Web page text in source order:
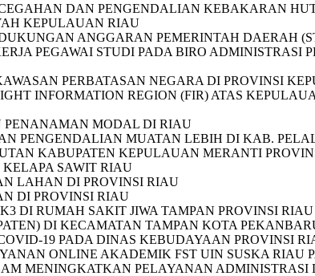
DAN PENGENDALIAN KEBAKARAN
KEPULAUAN RIAU
ANGGARAN PEMERINTAH DAERAH
PEGAWAI STUDI PADA BIRO ADMINISTRASI
PERBATASAN NEGARA DI PROVINSI
INFORMATION REGION (FIR) ATAS
MODAL DI RIAU
PENGENDALIAN MUATAN LEBIH DI KAB.
KABUPATEN KEPULAUAN MERANTI
SAWIT RIAU
LAHAN DI PROVINSI RIAU
DI PROVINSI RIAU
DI RUMAH SAKIT JIWA TAMPAN PROVINSI RIAU
DI KECAMATAN TAMPAN KOTA
19 PADA DINAS KEBUDAYAAN PROVINSI
ONLINE AKADEMIK FST UIN SUSKA RIAU
MENINGKATKAN PELAYANAN